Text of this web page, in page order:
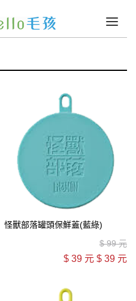
怪獸部落罐頭保鮮蓋(藍綠)
$99 元
$ 39 元 $ 39 元